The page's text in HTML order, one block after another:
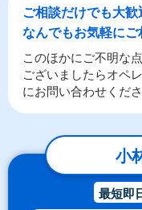
ご相談だけでも大歓
なんでもお気軽にご
このほかにご不明な
ございましたらオペ
にお問い合わせくださ
小
最短即